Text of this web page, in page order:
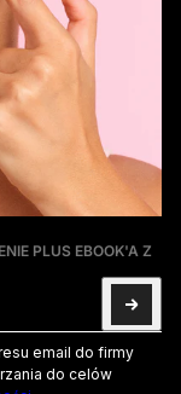
PLUS EBOOK'A Z
email do firmy
do celów
na niej